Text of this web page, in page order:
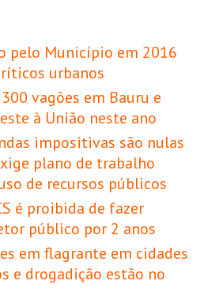
pelo Município em 2016
urbanos
vagões em Bauru e
à União neste ano
impositivas são nulas
plano de trabalho
de recursos públicos
é proibida de fazer
público por 2 anos
em flagrante em cidades
e drogadição estão no